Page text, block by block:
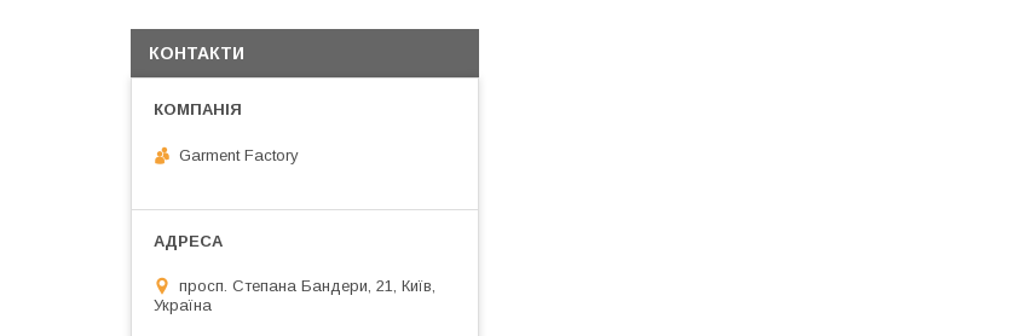
КОНТАКТИ
Garment Factory
просп. Степана Бандери, 21, Київ,
Україна